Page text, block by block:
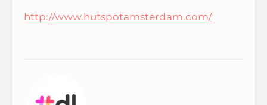
http://www.hutspotamsterdam.com/